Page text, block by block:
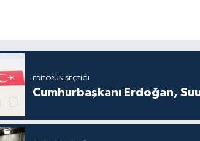
EDITÖRÜN SEÇTIĞI
Cumhurbaşkanı Erdoğan,